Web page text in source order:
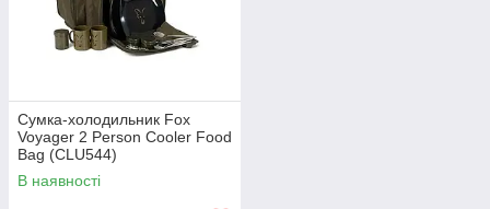
Сумка-холодильник Fox
Voyager 2 Person Cooler Food
Bag (CLU544)
В наявності